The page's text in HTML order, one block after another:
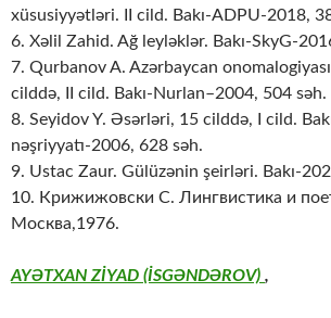
xüsusiyyətləri. II cild. Bakı-ADPU-2018,
6. Xəlil Zahid. Ağ leyləklər. Bakı-SkyG-
7. Qurbanov A. Azərbaycan
cilddə, II cild. Bakı-Nurlan–2004, 504 səh.
8. Seyidov Y. Əsərləri, 15 cilddə, I cild.
nəşriyyatı-2006, 628 səh.
9. Ustac Zaur. Gülüzənin şeirləri. Bakı-
10. Крижижовски С. Лингвистика и
Москва,1976.
AYƏTXAN ZİYAD (İSGƏNDƏROV) ,